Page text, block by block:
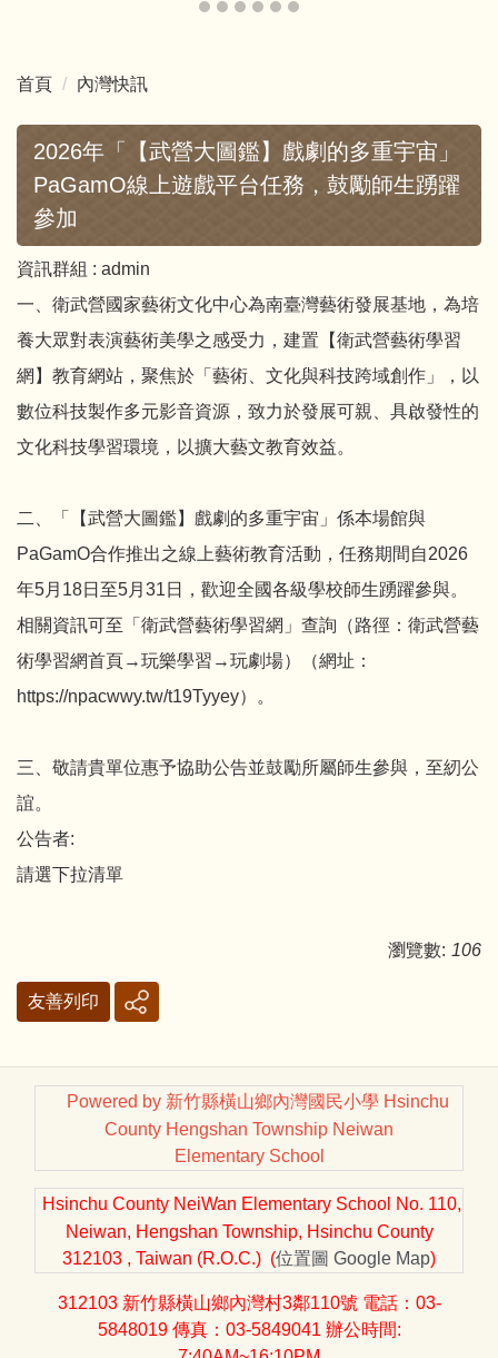
首頁 內灣快訊
2026年「【武營大圖鑑】戲劇的多重宇宙」
PaGamO線上遊戲平台任務，鼓勵師生踴躍
參加
資訊群組 : admin
一、衛武營國家藝術文化中心為南臺灣藝術發展基地，為培
養大眾對表演藝術美學之感受力，建置【衛武營藝術學習
網】教育網站，聚焦於「藝術、文化與科技跨域創作」，以
數位科技製作多元影音資源，致力於發展可親、具啟發性的
文化科技學習環境，以擴大藝文教育效益。
二、「【武營大圖鑑】戲劇的多重宇宙」係本場館與
PaGamO合作推出之線上藝術教育活動，任務期間自2026
年5月18日至5月31日，歡迎全國各級學校師生踴躍參與。
相關資訊可至「衛武營藝術學習網」查詢（路徑：衛武營藝
術學習網首頁→玩樂學習→玩劇場）（網址：
https://npacwwy.tw/t19Tyyey）。
三、敬請貴單位惠予協助公告並鼓勵所屬師生參與，至紉公
誼。
公告者:
請選下拉清單
瀏覽數: 106
友善列印
Powered by 新竹縣橫山鄉內灣國民小學 Hsinchu
County Hengshan Township Neiwan
Elementary School
Hsinchu County NeiWan Elementary School No. 110,
Neiwan, Hengshan Township, Hsinchu County
312103 , Taiwan (R.O.C.) (位置圖 Google Map)
312103 新竹縣橫山鄉內灣村3鄰110號 電話：03-
5848019 傳真：03-5849041 辦公時間: